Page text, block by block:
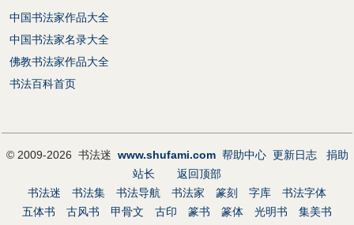
中国书法家作品大全
中国书法家名录大全
佛教书法家作品大全
书法百科首页
© 2009-2026 书法迷 www.shufami.com 帮助中心 更新日志
捐助
站长
返回顶部
书法迷
书法集 书法导航 书法家 篆刻 字库
书法字体
五体书
古风书 甲骨文 古印 篆书 篆体 光明书
集美书